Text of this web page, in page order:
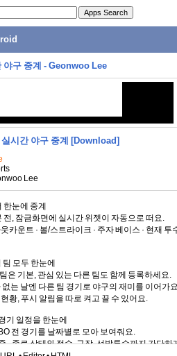
야구 중계 - Geonwoo Lee
시간 야구 중계 [Download]
Lee
눈에 중계
전, 잠금화면에 실시간 위젯이 자동으로 떠요.
웃카운트 · 볼/스트라이크 · 주자 베이스 · 현재 투
모두 한눈에
은 기본, 관심 있는 다른 팀도 함께 등록하세요.
없는 날엔 다른 팀 경기로 야구의 재미를 이어가
황, 푸시 알림을 따로 켜고 끌 수 있어요.
기 일정을 한눈에
전 경기를 날짜별로 모아 보여줘요.
· 종료 상태와 점수, 구장, 선발투수까지 간단하